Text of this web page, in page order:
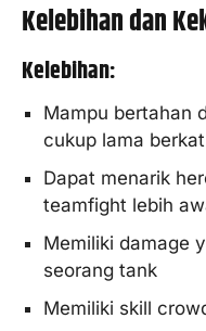
Kelebihan dan
Kelebihan:
Mampu bertahan
cukup lama
Dapat menarik
teamfight lebih
Memiliki damage
seorang tank
Memiliki skill